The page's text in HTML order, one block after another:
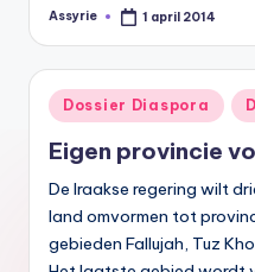
Geplaatst
Assyrie 1 april 2014
Geplaatst
in
Dossier Diaspora
Eigen provincie
De Iraakse regering wilt
land omvormen tot
gebieden Fallujah, Tuz